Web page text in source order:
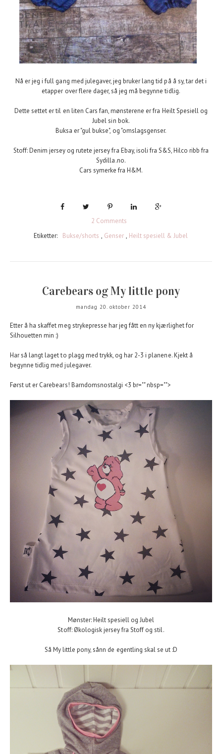
Nå er jeg i full gang med julegaver, jeg bruker lang tid på å sy, tar det i
etapper over flere dager, så jeg må begynne tidlig.
Dette settet er til en liten Cars fan, mønsterene er fra Heilt Spesiell og
Jubel sin bok.
Buksa er "gul bukse", og "omslagsgenser.
Stoff: Denim jersey og rutete jersey fra Ebay, isoli fra S&S, Hilco ribb fra
Sydilla.no.
Cars symerke fra H&M.
2 Comments
Etiketter:
Bukse/shorts , Genser , Heilt spesiell & Jubel
Carebears og My little pony
mandag 20. oktober 2014
Etter å ha skaffet meg strykepresse har jeg fått en ny kjærlighet for
Silhouetten min :)
Har så langt laget to plagg med trykk, og har 2-3 i planene. Kjekt å
begynne tidlig med julegaver.
Først ut er Carebears! Barndomsnostalgi <3 br="" nbsp="">
Mønster: Heilt spesiell og Jubel
Stoff: Økologisk jersey fra Stoff og stil.
Så My little pony, sånn de egentling skal se ut :D